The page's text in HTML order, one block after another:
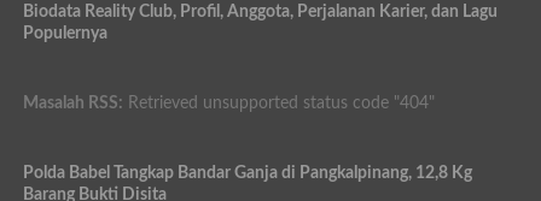
Biodata Reality Club, Profil, Anggota, Perjalanan Karier, dan Lagu
Populernya
Masalah RSS: Retrieved unsupported status code "404"
Polda Babel Tangkap Bandar Ganja di Pangkalpinang, 12,8 Kg
Barang Bukti Disita